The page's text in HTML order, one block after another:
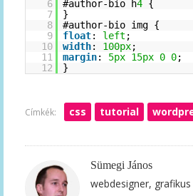
6 #author-bio h4 {
7
}
8
#author-bio img {
9
float: left ;
10
width: 100px;
11
margin: 5px 15px 0 0;
12
}
Címkék: css tutorial
Sümegi János
webdesigner, grafikus